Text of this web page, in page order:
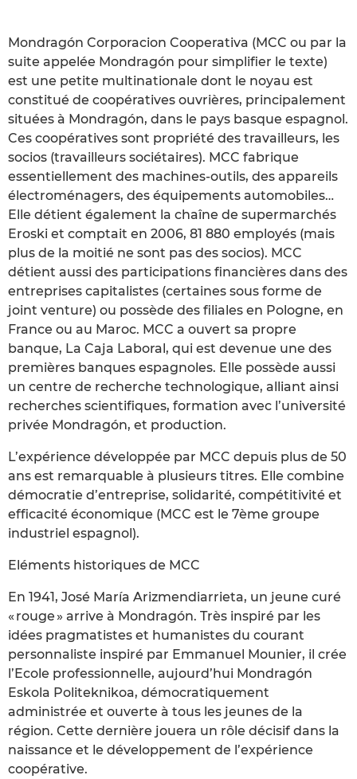
Mondragón Corporacion Cooperativa (MCC ou par la
suite appelée Mondragón pour simplifier le texte)
est une petite multinationale dont le noyau est
constitué de coopératives ouvrières, principalement
situées à Mondragón, dans le pays basque espagnol.
Ces coopératives sont propriété des travailleurs, les
socios (travailleurs sociétaires). MCC fabrique
essentiellement des machines-outils, des appareils
électroménagers, des équipements automobiles…
Elle détient également la chaîne de supermarchés
Eroski et comptait en 2006, 81 880 employés (mais
plus de la moitié ne sont pas des socios). MCC
détient aussi des participations financières dans des
entreprises capitalistes (certaines sous forme de
joint venture) ou possède des filiales en Pologne, en
France ou au Maroc. MCC a ouvert sa propre
banque, La Caja Laboral, qui est devenue une des
premières banques espagnoles. Elle possède aussi
un centre de recherche technologique, alliant ainsi
recherches scientifiques, formation avec l’université
privée Mondragón, et production.
L’expérience développée par MCC depuis plus de 50
ans est remarquable à plusieurs titres. Elle combine
démocratie d’entreprise, solidarité, compétitivité et
efficacité économique (MCC est le 7ème groupe
industriel espagnol).
Eléments historiques de MCC
En 1941, José María Arizmendiarrieta, un jeune curé
« rouge » arrive à Mondragón. Très inspiré par les
idées pragmatistes et humanistes du courant
personnaliste inspiré par Emmanuel Mounier, il crée
l’Ecole professionnelle, aujourd’hui Mondragón
Eskola Politeknikoa, démocratiquement
administrée et ouverte à tous les jeunes de la
région. Cette dernière jouera un rôle décisif dans la
naissance et le développement de l’expérience
coopérative.